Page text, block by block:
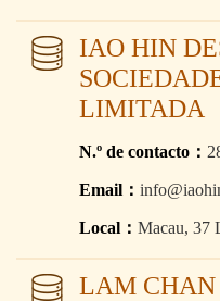
IAO HIN
LIMITADA
N.º de contacto：
Email：
Local： Macau, 37
LAM CHAN